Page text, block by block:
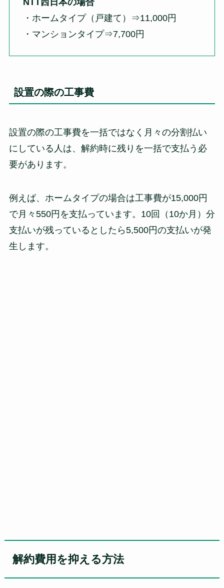
NTT西日本の場合
・ホームタイプ（戸建て）⇒11,000円
・マンションタイプ⇒7,700円
設置の際の工事費
設置の際の工事費を一括ではなく月々の分割払い
にしている人は、解約時に残りを一括で支払う必
要があります。
例えば、ホームタイプの場合は工事費が15,000円
で月々550円を支払っています。10回（10か月）分
支払いが残っているとしたら5,500円の支払いが発
生します。
解約費用を抑える方法